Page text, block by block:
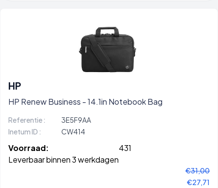
HP
HP Renew Business - 14.1in Notebook Bag
Referentie :
3E5F9AA
Inetum ID :
CW414
Voorraad:
431
Leverbaar binnen 3 werkdagen
€31,00
€27,71